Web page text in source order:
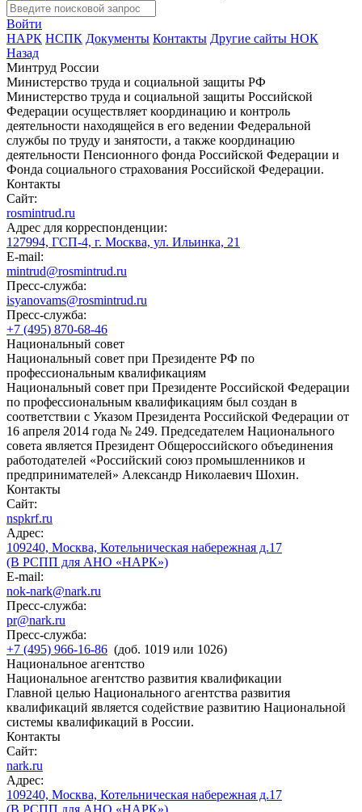
Войти
НАРК НСПК Документы Контакты Другие сайты НОК
Назад
Минтруд России
Министерство труда и социальной защиты РФ
Министерство труда и социальной защиты Российской
Федерации осуществляет координацию и контроль
деятельности находящейся в его ведении Федеральной
службы по труду и занятости, а также координацию
деятельности Пенсионного фонда Российской Федерации и
Фонда социального страхования Российской Федерации.
Контакты
Сайт:
rosmintrud.ru
Адрес для корреспонденции:
127994, ГСП-4, г. Москва, ул. Ильинка, 21
E-mail:
mintrud@rosmintrud.ru
Пресс-служба:
isyanovams@rosmintrud.ru
Пресс-служба:
+7 (495) 870-68-46
Национальный совет
Национальный совет при Президенте РФ по
профессиональным квалификациям
Национальный совет при Президенте Российской Федерации
по профессиональным квалификациям был создан в
соответствии с Указом Президента Российской Федерации от
16 апреля 2014 года № 249. Председателем Национального
совета является Президент Общероссийского объединения
работодателей «Российский союз промышленников и
предпринимателей» Александр Николаевич Шохин.
Контакты
Сайт:
nspkrf.ru
Адрес:
109240, Москва, Котельническая набережная д.17
(В РСПП для АНО «НАРК»)
E-mail:
nok-nark@nark.ru
Пресс-служба:
pr@nark.ru
Пресс-служба:
+7 (495) 966-16-86 (доб. 1019 или 1026)
Национальное агентство
Национальное агентство развития квалификации
Главной целью Национального агентства развития
квалификаций является содействие развитию Национальной
системы квалификаций в России.
Контакты
Сайт:
nark.ru
Адрес:
109240, Москва, Котельническая набережная д.17
(В РСПП для АНО «НАРК»)